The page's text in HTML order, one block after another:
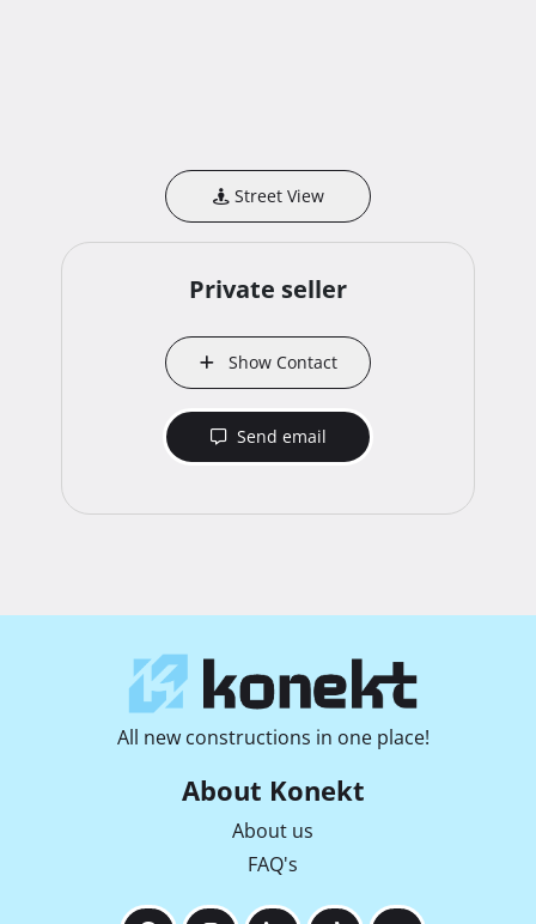
Street View
Private seller
Show Contact
Send email
All new constructions in one place!
About Konekt
About us
FAQ's